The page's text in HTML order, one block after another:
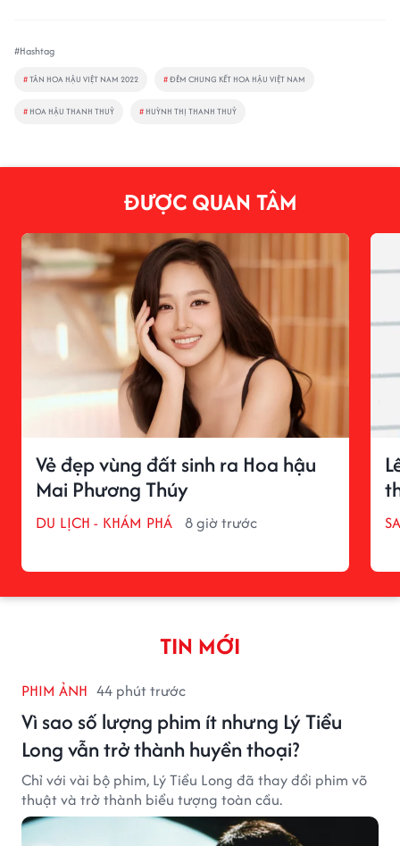
#Hashtag
#TÂN HOA HẬU VIỆT NAM 2022 #ĐÊM CHUNG KẾT HOA HẬU VIỆT NAM
# HOA HẬU THANH THUỶ # HUỲNH THỊ THANH THUỶ
ĐƯỢC QUAN TÂM
Vẻ đẹp vùng đất sinh ra Hoa hậu
Mai Phương Thúy
DU LỊCH - KHÁM PHÁ 8 giờ trước
TIN MỚI
PHIM ẢNH 44 phút trước
Vì sao số lượng phim ít nhưng Lý Tiểu
Long vẫn trở thành huyền thoại?
Chỉ với vài bộ phim, Lý Tiểu Long đã thay đổi phim võ
thuật và trở thành biểu tượng toàn cầu.